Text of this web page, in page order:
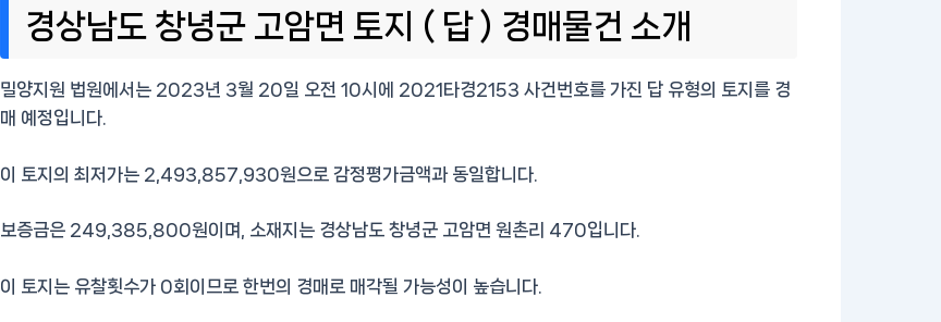
경상남도 창녕군 고암면 토지 ( 답 ) 경매물건 소개
밀양지원 법원에서는 2023년 3월 20일 오전 10시에 2021타경2153 사건번호를 가진 답 유형의 토지를 경
매 예정입니다.
이 토지의 최저가는 2,493,857,930원으로 감정평가금액과 동일합니다.
보증금은 249,385,800원이며, 소재지는 경상남도 창녕군 고암면 원촌리 470입니다.
이 토지는 유찰횟수가 0회이므로 한번의 경매로 매각될 가능성이 높습니다.